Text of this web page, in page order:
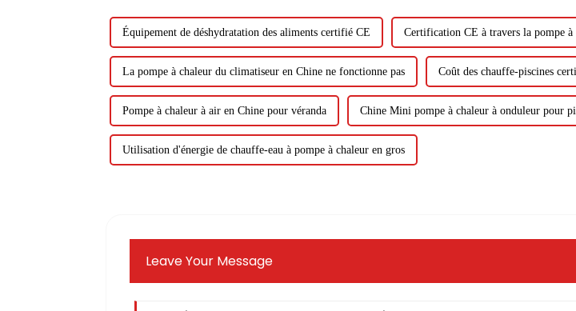
Équipement de déshydratation des aliments certifié CE Certification CE à travers la pompe à
La pompe à chaleur du climatiseur en Chine ne fonctionne pas Coût des chauffe-piscines
Pompe à chaleur à air en Chine pour véranda Chine Mini pompe à chaleur à onduleur pour
Utilisation d'énergie de chauffe-eau à pompe à chaleur en gros
Leave Your Message